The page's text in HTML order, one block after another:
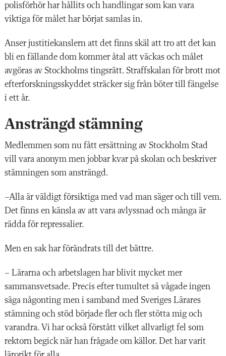
polisförhör har hållits och handlingar som kan vara
viktiga för målet har börjat samlas in.
Anser justitiekanslern att det finns skäl att tro att det kan
bli en fällande dom kommer åtal att väckas och målet
avgöras av Stockholms tingsrätt. Straffskalan för brott mot
efterforskningsskyddet sträcker sig från böter till fängelse
i ett år.
Ansträngd stämning
Medlemmen som nu fått ersättning av Stockholm Stad
vill vara anonym men jobbar kvar på skolan och beskriver
stämningen som ansträngd.
–Alla är väldigt försiktiga med vad man säger och till vem.
Det finns en känsla av att vara avlyssnad och många är
rädda för repressalier.
Men en sak har förändrats till det bättre.
– Lärarna och arbetslagen har blivit mycket mer
sammansvetsade. Precis efter tumultet så vågade ingen
säga någonting men i samband med Sveriges Lärares
stämning och stöd började fler och fler stötta mig och
varandra. Vi har också förstått vilket allvarligt fel som
rektorn begick när han frågade om källor. Det har varit